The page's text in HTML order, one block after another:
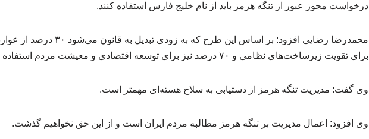
درخواست مجوز عبور از تنگه هرمز باید از نام خلیج فارس استفاده کنند.
محمدرضا رضایی افزود: بر اساس این طرح
برای تقویت زیرساخت‌های نظامی و ۷۰ درصد نیز برای توسعه اقتصادی و معیشت مردم استفاده می‌شود.
وی گفت: مدیریت تنگه هرمز از دستیابی به سلاح هسته‌ای مهمتر است.
وی افزود: اعمال مدیریت بر تنگه هرمز مطالبه مردم ایران است و از این حق نخواهیم گذشت.